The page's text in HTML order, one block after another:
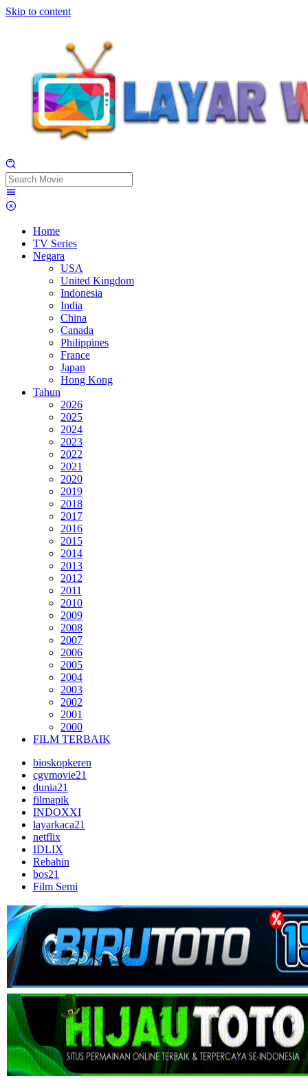
Skip to content
Home
TV Series
Negara
USA
United Kingdom
Indonesia
India
China
Canada
Philippines
France
Japan
Hong Kong
Tahun
2026
2025
2024
2023
2022
2021
2020
2019
2018
2017
2016
2015
2014
2013
2012
2011
2010
2009
2008
2007
2006
2005
2004
2003
2002
2001
2000
FILM TERBAIK
bioskopkeren
cgvmovie21
dunia21
filmapik
INDOXXI
layarkaca21
netflix
IDLIX
Rebahin
bos21
Film Semi